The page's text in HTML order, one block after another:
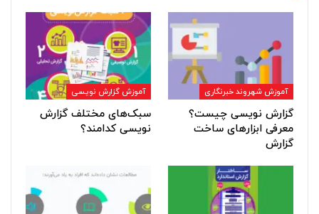
آموزش شهروند خبرنگاری
گزارش نویسی چیست؟
معرفی ابزارهای ساخت
گزارش
آموزش گزارش نویسی
سبک‌های مختلف گزارش
نویسی کدامند؟